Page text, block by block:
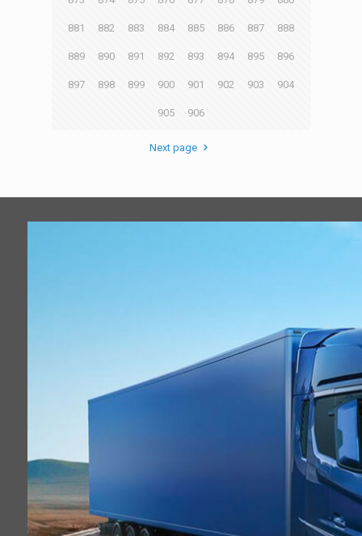
881 882 883 884 885 886 887 888
889 890 891 892 893 894 895 896
897 898 899 900 901 902 903 904
905 906
Next page